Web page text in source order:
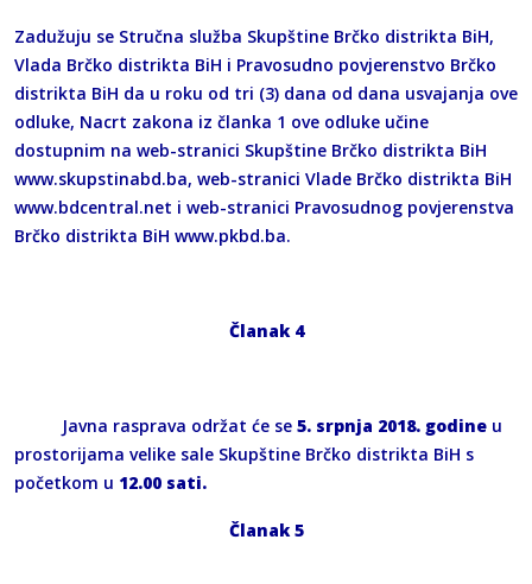
Zadužuju se Stručna služba Skupštine Brčko distrikta BiH,
Vlada Brčko distrikta BiH i Pravosudno povjerenstvo Brčko
distrikta BiH da u roku od tri (3) dana od dana usvajanja ove
odluke, Nacrt zakona iz članka 1 ove odluke učine
dostupnim na web-stranici Skupštine Brčko distrikta BiH
www.skupstinabd.ba, web-stranici Vlade Brčko distrikta BiH
www.bdcentral.net i web-stranici Pravosudnog povjerenstva
Brčko distrikta BiH www.pkbd.ba.
Članak 4
Javna rasprava održat će se 5. srpnja 2018. godine u
prostorijama velike sale Skupštine Brčko distrikta BiH s
početkom u 12.00 sati.
Članak 5